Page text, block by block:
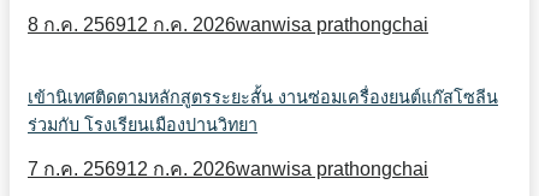
8 ก.ค. 256912 ก.ค. 2026wanwisa prathongchai
เข้านิเทศติดตามหลักสูตรระยะสั้น งานซ่อมเครื่องยนต์แก๊สโซลีน
ร่วมกับ โรงเรียนเมืองปานวิทยา
7 ก.ค. 256912 ก.ค. 2026wanwisa prathongchai